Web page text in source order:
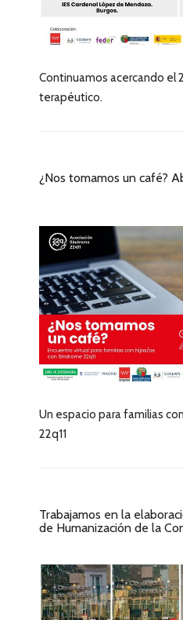
Continuamos acercando el
terapéutico.
¿Nos tomamos un café?
Un espacio para familias
22q11
Trabajamos en la
de Humanización de la